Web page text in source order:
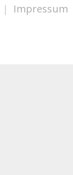
| Impressum